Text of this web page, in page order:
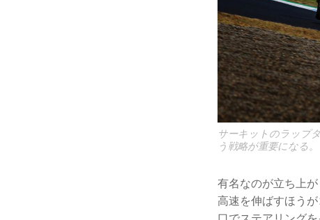
サーキットのラップ
う戦略が重要になる。
有名なのが立ち上
高速を伸ばすほう